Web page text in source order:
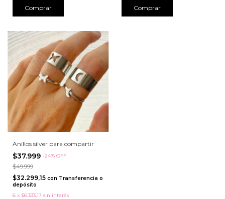
Comprar
Anillos silver para compartir
$37.999 -24% OFF
$49.999
$32.299,15 con Transferencia o
depósito
6 x $6.333,17 sin interés